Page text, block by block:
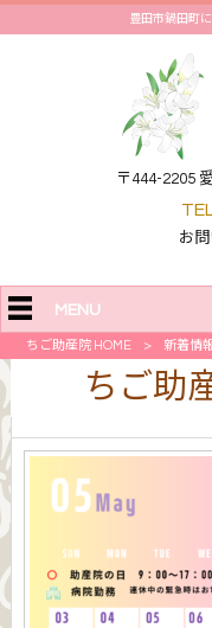
豊田市鍋田町
〒444-2205
お
MENU
ちご助産院 HOME > 新着情
ちご助